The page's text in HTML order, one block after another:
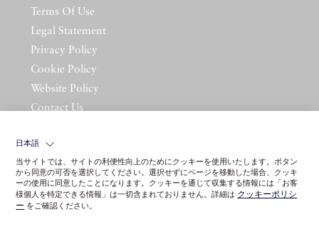
Terms Of Use
Legal Statement
Privacy Policy
Cookie Policy
Website Policy
Contact Us
日本語
当サイトでは、サイトの利便性向上のためにクッキーを使用いたします。ボタン
から同意の可否を選択してください。選択せずにページを移動した場合、クッキ
ーの使用に同意したことになります。クッキーを通じて収集する情報には「お客
様個人を特定できる情報」は一切含まれておりません。詳細は クッキーポリシ
ー をご確認ください。